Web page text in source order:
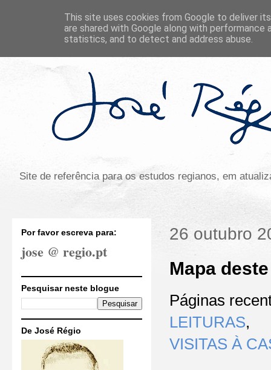
Site de referência para os estudos regianos, em
26 outubro
Mapa
Páginas
LEITURAS,
VISITAS À
Por favor escreva para:
jose @ regio.pt
Pesquisar neste blogue
De José Régio
This site uses cookies from Google to deliver
are shared with Google along with
statistics, and to detect and address abuse.